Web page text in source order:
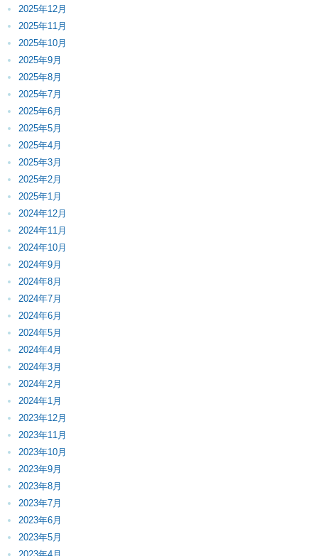
2025年12月
2025年11月
2025年10月
2025年9月
2025年8月
2025年7月
2025年6月
2025年5月
2025年4月
2025年3月
2025年2月
2025年1月
2024年12月
2024年11月
2024年10月
2024年9月
2024年8月
2024年7月
2024年6月
2024年5月
2024年4月
2024年3月
2024年2月
2024年1月
2023年12月
2023年11月
2023年10月
2023年9月
2023年8月
2023年7月
2023年6月
2023年5月